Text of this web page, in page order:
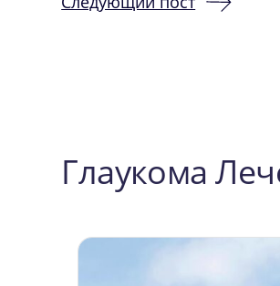
Глаукома